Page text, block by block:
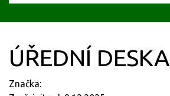
ÚŘEDNÍ DESKA
Značka: